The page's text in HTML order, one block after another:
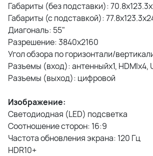
Габариты (без подставки):
Габариты (с подставкой):
Диагональ: 55"
Разрешение: 3840x2160
Угол обзора по горизонтали/
Разъемы (вход): антенныйx1, HDMIx4,
Разъемы (выход): цифровой
Изображение:
Светодиодная (LED) подсветка
Соотношение сторон: 16:9
Частота обновления экрана: 120 Гц
HDR10+